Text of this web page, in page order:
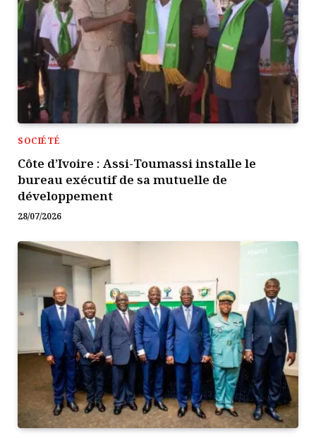
SOCIÉTÉ
Côte d’Ivoire : Assi-Toumassi installe le
bureau exécutif de sa mutuelle de
développement
28/07/2026